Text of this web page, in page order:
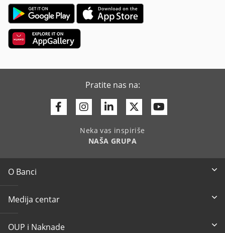
Pratite nas na:
FacebookInstagram
LinkedinTwitter
Neka vas inspiriše
NAŠA GRUPA
O Banci
Medija centar
OUP i Naknade